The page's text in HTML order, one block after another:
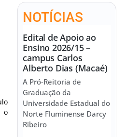
o
NOTÍCIAS
Edital de Apoio ao
Ensino 2026/15 –
campus Carlos
Alberto Dias (Macaé)
A Pró-Reitoria de
Graduação da
Universidade Estadual do
Norte Fluminense Darcy
Ribeiro